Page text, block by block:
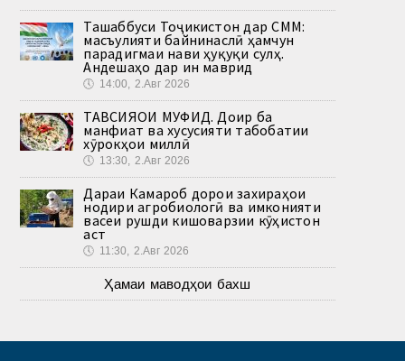
Ташаббуси Тоҷикистон дар СММ:
масъулияти байнинаслӣ ҳамчун
парадигмаи нави ҳуқуқи сулҳ.
Андешаҳо дар ин маврид
🕔 14:00, 2.Авг 2026
ТАВСИЯҲОИ МУФИД. Доир ба
манфиат ва хусусияти табобатии
хӯрокҳои миллӣ
🕔 13:30, 2.Авг 2026
Дараи Камароб дорои захираҳои
нодири агробиологӣ ва имконияти
васеи рушди кишоварзии кӯҳистон
аст
🕔 11:30, 2.Авг 2026
Ҳамаи маводҳои бахш